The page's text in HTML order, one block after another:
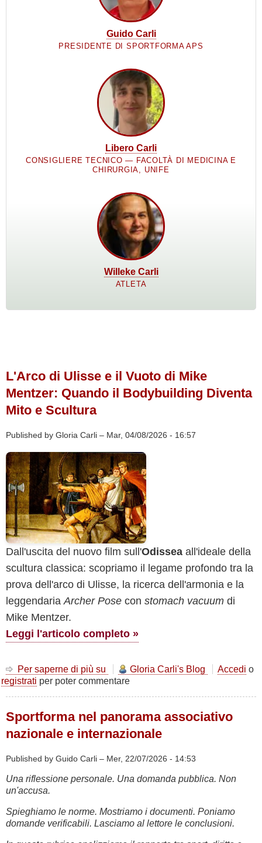
Guido Carli
PRESIDENTE DI SPORTFORMA APS
Libero Carli
CONSIGLIERE TECNICO — FACOLTÀ DI MEDICINA E
CHIRURGIA, UNIFE
Willeke Carli
ATLETA
L'Arco di Ulisse e il Vuoto di Mike
Mentzer: Quando il Bodybuilding Diventa
Mito e Scultura
Published by Gloria Carli – Mar, 04/08/2026 - 16:57
Dall'uscita del nuovo film sull'Odissea all'ideale della
scultura classica: scopriamo il legame profondo tra la
prova dell'arco di Ulisse, la ricerca dell'armonia e la
leggendariaArcher Pose con stomach vacuum di
Mike Mentzer.
Leggi l'articolo completo »
Per saperne di più su
L'Arco
di
il
Vuoto
di
Mentzer:
Quando
Diventa
Mito
Gloria Carli's Blog Accedi o
registrati per poter commentare
Sportforma nel panorama associativo
nazionale e internazionale
Published by Guido Carli – Mer, 22/07/2026 - 14:53
Una riflessione personale. Una domanda pubblica. Non
un'accusa.
Spieghiamo le norme. Mostriamo i documenti. Poniamo
domande verificabili. Lasciamo al lettore le conclusioni.